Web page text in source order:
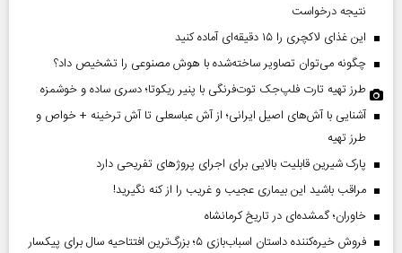
نتیجه درخواست
این غذای لاکچری را ۱۵ دقیقه‌ای آماده کنید
چگونه می‌توان تصاویر ساخته‌شده با هوش مصنوعی را تشخیص داد؟
طرز تهیه تارت فلپ‌جک توت‌فرنگی با پنیر ریکوتا؛ دسری ساده و خوشمزه
آشنایی با آش‌های اصیل ایرانی؛ از آش عباسعلی تا آش ترخینه + خواص و
طرز تهیه
پارک شیرین قابلیت‌ بالایی برای اجرای پروژهای تفریحی دارد
مراقب باشید این بیماری عجیب و غریب را از کنه نگیرید!
خاوران؛ گمشده‌ای در تاریخ کرمانشاه
فروش خیره‌کننده داستان اسباب‌بازی ۵؛ بزرگ‌ترین افتتاحیه سال برای پیکسار